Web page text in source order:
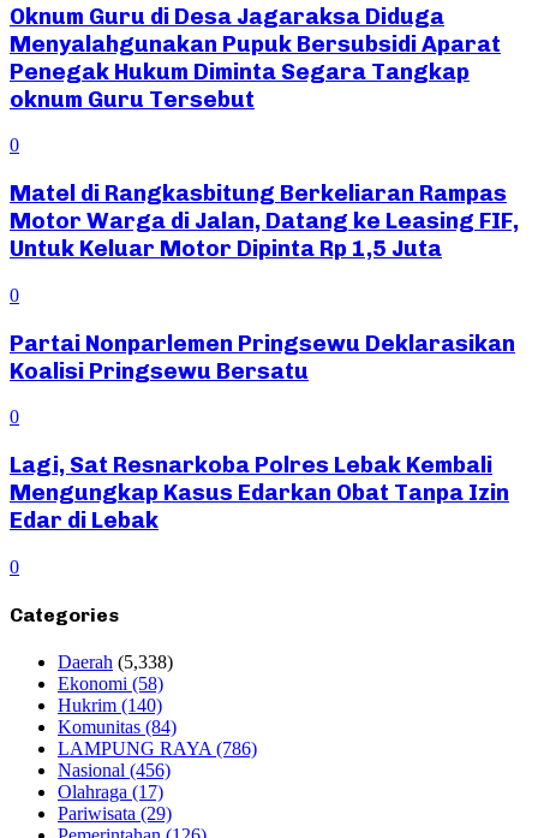
Oknum Guru di Desa Jagaraksa Diduga
Menyalahgunakan Pupuk Bersubsidi Aparat
Penegak Hukum Diminta Segara Tangkap
oknum Guru Tersebut
0
Matel di Rangkasbitung Berkeliaran Rampas
Motor Warga di Jalan, Datang ke Leasing FIF,
Untuk Keluar Motor Dipinta Rp 1,5 Juta
0
Partai Nonparlemen Pringsewu Deklarasikan
Koalisi Pringsewu Bersatu
0
Lagi, Sat Resnarkoba Polres Lebak Kembali
Mengungkap Kasus Edarkan Obat Tanpa Izin
Edar di Lebak
0
Categories
Daerah (5,338)
Ekonomi (58)
Hukrim (140)
Komunitas (84)
LAMPUNG RAYA (786)
Nasional (456)
Olahraga (17)
Pariwisata (29)